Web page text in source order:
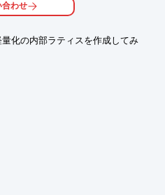
て応力がどんどん増加する場合
す。
合わせ
化の内部ラティスを作成してみ